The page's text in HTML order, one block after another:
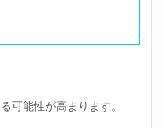
可能性が高まります。